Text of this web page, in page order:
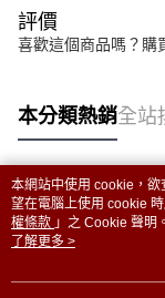
評價
喜歡這個商品嗎？購
本分類熱銷全站
熱門標籤
本網站中使用 cookie，
望在電腦上使用 cookie
權條款 」之 Cookie 聲明
用條款之 Cookie 聲明使
了解更多 >